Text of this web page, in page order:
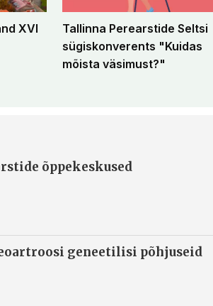
XVI
Tallinna Perearstide Seltsi
sügiskonverents "Kuidas
mõista väsimust?"
õppekeskused
geneetilisi põhjuseid